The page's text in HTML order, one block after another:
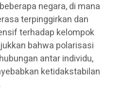
negara, di mana
terpinggirkan dan
terhadap kelompok
bahwa polarisasi
antar individu,
ketidakstabilan